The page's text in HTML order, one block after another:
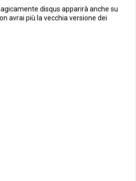
disqus apparirà anche su
avrai più la vecchia versione dei